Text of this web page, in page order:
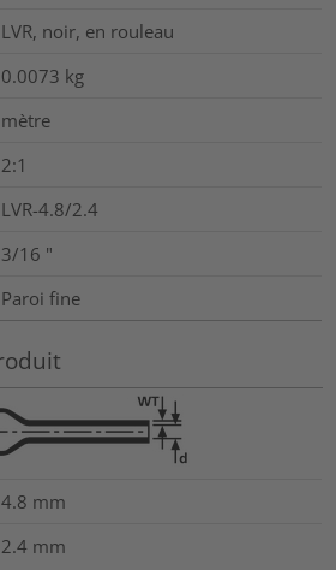
LVR, noir, en rouleau
0.0073 kg
mètre
2:1
LVR-4.8/2.4
3/16 "
Paroi fine
4.8 mm
2.4 mm